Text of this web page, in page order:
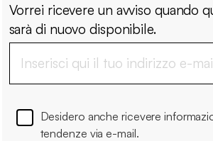
Vorrei ricevere un avviso quando
sarà di nuovo disponibile.
Desidero anche ricevere
tendenze via e-mail.